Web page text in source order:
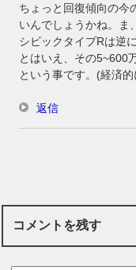
ちょっと回復傾向の今
いんでしょうかね。ま
シビックタイプRは逆
とはいえ、その5~600
という事です。(経済
返信
コメントを残す